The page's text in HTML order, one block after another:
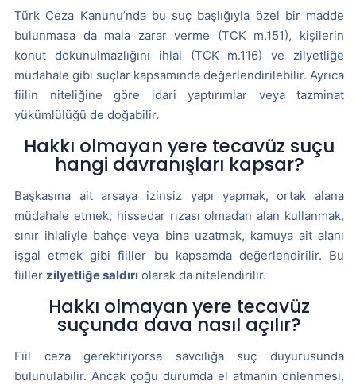
Türk Ceza Kanunu’nda bu suç başlığıyla özel bir madde
bulunmasa da mala zarar verme (TCK m.151), kişilerin
konut dokunulmazlığını ihlal (TCK m.116) ve zilyetliğe
müdahale gibi suçlar kapsamında değerlendirilebilir. Ayrıca
fiilin niteliğine göre idari yaptırımlar veya tazminat
yükümlülüğü de doğabilir.
Hakkı olmayan yere tecavüz suçu
hangi davranışları kapsar?
Başkasına ait arsaya izinsiz yapı yapmak, ortak alana
müdahale etmek, hissedar rızası olmadan alan kullanmak,
sınır ihlaliyle bahçe veya bina uzatmak, kamuya ait alanı
işgal etmek gibi fiiller bu kapsamda değerlendirilir. Bu
fiiller zilyetliğe saldırı olarak da nitelendirilir.
Hakkı olmayan yere tecavüz
suçunda dava nasıl açılır?
Fiil ceza gerektiriyorsa savcılığa suç duyurusunda
bulunulabilir. Ancak çoğu durumda el atmanın önlenmesi,